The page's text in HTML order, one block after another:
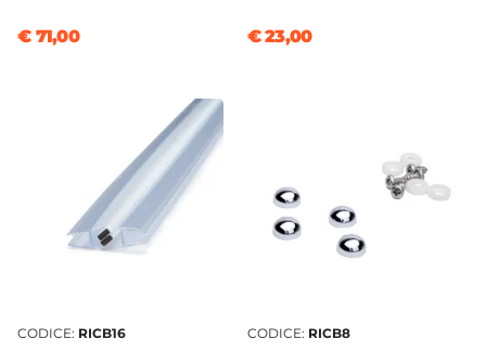
Su piatto doccia
Filopavimento
€ 71,00 € 23,00
CODICE: RICB16 CODICE: RICB8